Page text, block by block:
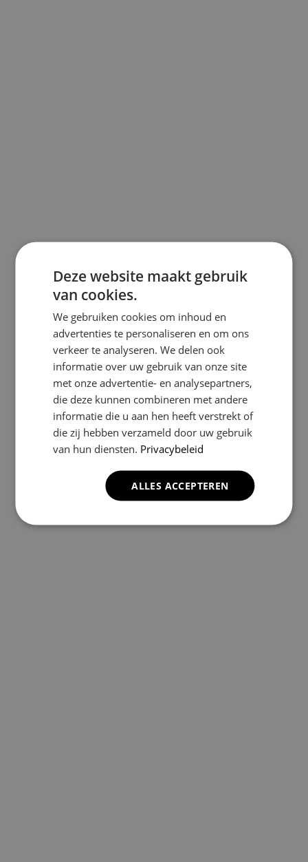
Deze website maakt gebruik
van cookies.
We gebruiken cookies om inhoud en
advertenties te personaliseren en om ons
verkeer te analyseren. We delen ook
informatie over uw gebruik van onze site
met onze advertentie- en analysepartners,
die deze kunnen combineren met andere
informatie die u aan hen heeft verstrekt of
die zij hebben verzameld door uw gebruik
van hun diensten. Privacybeleid
ALLES ACCEPTEREN